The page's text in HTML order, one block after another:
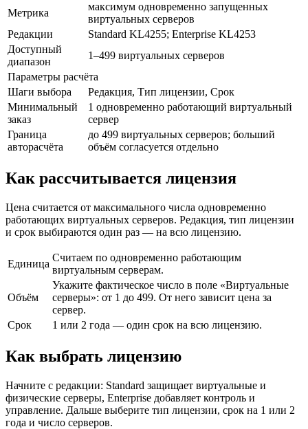
Метрика
максимум одновременно запущенных
виртуальных серверов
Редакции
Standard KL4255; Enterprise KL4253
Доступный
диапазон
1–499 виртуальных серверов
Параметры расчёта
Шаги выбора
Редакция, Тип лицензии, Срок
Минимальный
заказ
1 одновременно работающий виртуальный
сервер
Граница
авторасчёта
до 499 виртуальных серверов; больший
объём согласуется отдельно
Как рассчитывается лицензия
Цена считается от максимального числа одновременно
работающих виртуальных серверов. Редакция, тип лицензии
и срок выбираются один раз — на всю лицензию.
Единица
Считаем по одновременно работающим
виртуальным серверам.
Объём
Укажите фактическое число в поле «Виртуальные
серверы»: от 1 до 499. От него зависит цена за
сервер.
Срок
1 или 2 года — один срок на всю лицензию.
Как выбрать лицензию
Начните с редакции: Standard защищает виртуальные и
физические серверы, Enterprise добавляет контроль и
управление. Дальше выберите тип лицензии, срок на 1 или 2
года и число серверов.